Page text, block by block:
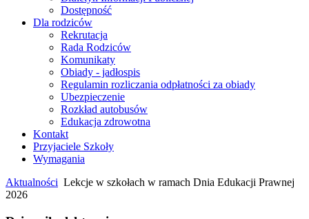
Dostępność
Dla rodziców
Rekrutacja
Rada Rodziców
Komunikaty
Obiady - jadłospis
Regulamin rozliczania odpłatności za obiady
Ubezpieczenie
Rozkład autobusów
Edukacja zdrowotna
Kontakt
Przyjaciele Szkoły
Wymagania
Aktualności Lekcje w szkołach w ramach Dnia Edukacji Prawnej
2026